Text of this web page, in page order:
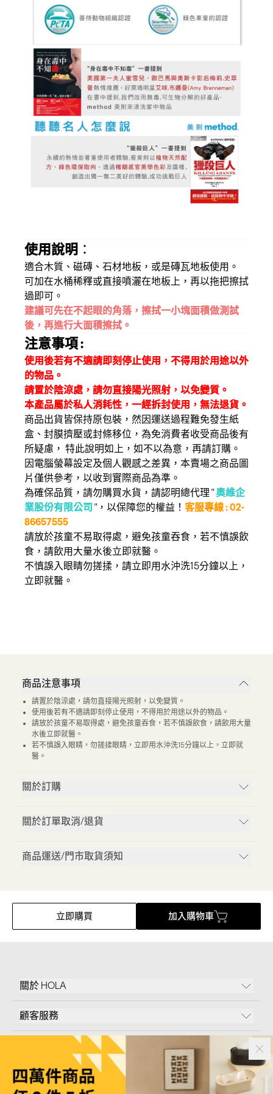
使用說明 ：
適合木質、磁磚、石材地板，或是磚瓦地板使用。
可加在水桶稀釋或直接噴灑在地板上，再以拖把擦拭
過即可。
建議可先在不起眼的角落，擦拭一小塊面積做測試
後，再進行大面積擦拭。
注意事項 :
使用後若有不適請即刻停止使用，不得用於用途以外
的物品。
請置於陰涼處，請勿直接陽光照射，以免變質。
本產品屬於私人消耗性，一經拆封使用，無法退貨。
商品出貨皆保持原包裝，然因運送過程難免發生紙
盒、封膜擠壓或封條移位，為免消費者收受商品後有
所疑慮， 特此說明如上，如不以為意，再請訂購。
因電腦螢幕設定及個人觀感之差異，本賣場之商品圖
片僅供參考，以收到實際商品為準。
為確保品質，請勿購買水貨，請認明總代理 "奧維企
業股份有限公司 "，以保障您的權益！ 客服專線 : 02-
86657555
請放於孩童不易取得處，避免孩童吞食，若不慎誤飲
食，請飲用大量水後立即就醫。
不慎誤入眼睛勿搓揉，請立即用水沖洗15分鐘以上，
立即就醫。
商品注意事項
請置於陰涼處，請勿直接陽光照射，以免變質。
使用後若有不適請即刻停止使用，不得用於用途以外的物品。
請放於孩童不易取得處，避免孩童吞食，若不慎誤飲食，請飲用大量
水後立即就醫。
若不慎誤入眼睛，勿搓揉眼睛，立即用水沖洗15分鐘以上，立即就
醫。
關於訂購
關於訂單取消/退貨
商品運送/門市取貨須知
立即購買 加入購物車
關於 HOLA
顧客服務